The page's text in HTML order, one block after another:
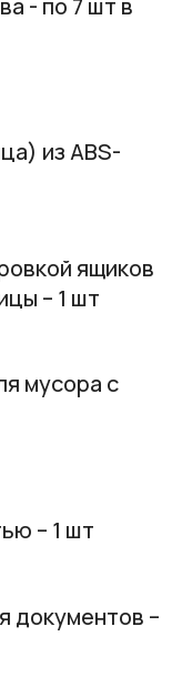
из ABS-
ящиков
– 1 шт
мусора с
– 1 шт
документов –